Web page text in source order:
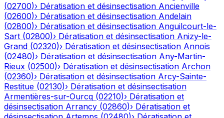
(02700)› Dératisation et désinsectisation Ancienville
(02600)› Dératisation et désinsectisation Andelain
(02800)› Dératisation et désinsectisation Anguilcourt-le-
Sart (02800)› Dératisation et désinsectisation Anizy-le-
Grand (02320)› Dératisation et désinsectisation Annois
(02480)› Dératisation et désinsectisation Any-Martin-
Rieux (02500)› Dératisation et désinsectisation Archon
(02360)› Dératisation et désinsectisation Arcy-Sainte-
Restitue (02130)› Dératisation et désinsectisation
Armentières-sur-Ourcq (02210)› Dératisation et
désinsectisation Arrancy (02860)› Dératisation et